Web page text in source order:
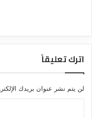
اترك تعليقاً
لن يتم نشر عنوان بريدك